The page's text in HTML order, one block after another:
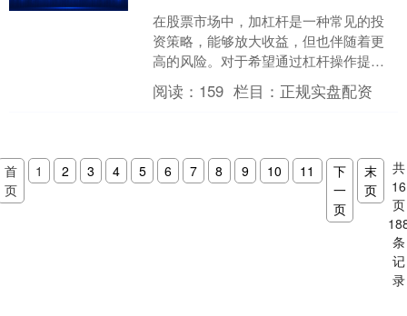
在股票市场中，加杠杆是一种常见的投
资策略，能够放大收益，但也伴随着更
高的风险。对于希望通过杠杆操作提升
资金使用效率的投资者来说，掌握完整
的操作流程至关重要。本文....
阅读： 159 栏目： 正规实盘配资
首
页
1 2 3 4 5 6 7 8 9 10 11
下
一
页
末
页
共
16
页
条
记
录